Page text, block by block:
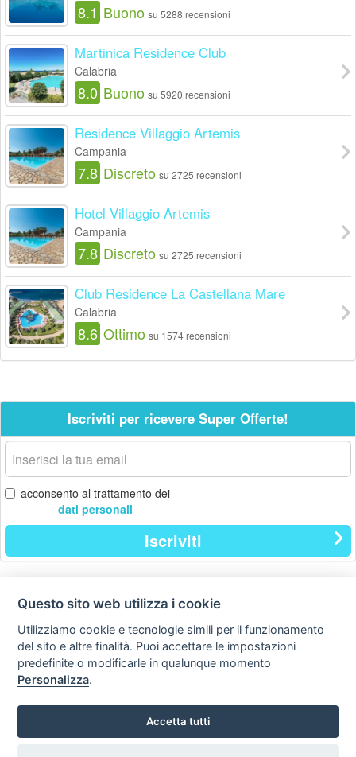
8.1 Buono su 5288 recensioni
Martinica Residence Club
Calabria
8.0 Buono su 5920 recensioni
Residence Villaggio Artemis
Campania
7.8 Discreto su 2725 recensioni
Hotel Villaggio Artemis
Campania
7.8 Discreto su 2725 recensioni
Club Residence La Castellana Mare
Calabria
8.6 Ottimo su 1574 recensioni
Iscriviti per ricevere Super Offerte!
La
tua
email
acconsento al trattamento dei
dati personali
Iscriviti
Contatti
Privacy
Preferenze cookie
Hello Vacanze S.r.L.
Questo sito web utilizza i cookie
Utilizziamo cookie e tecnologie simili per il funzionamento
del sito e altre finalità. Puoi accettare le impostazioni
predefinite o modificarle in qualunque momento
Personalizza.
Accetta tutti